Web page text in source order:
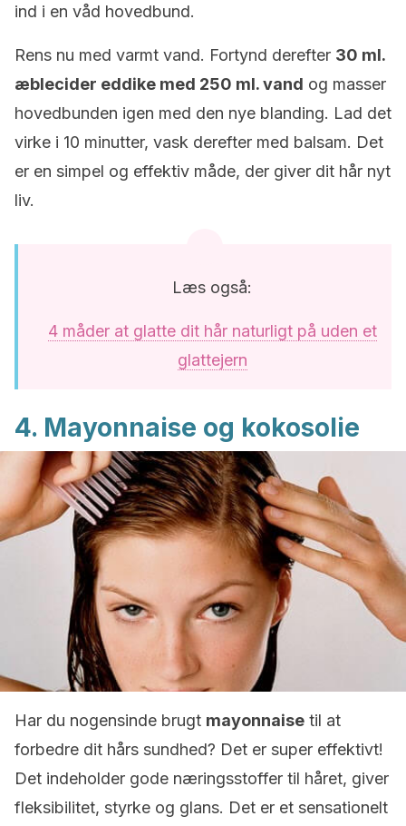
ind i en våd hovedbund.
Rens nu med varmt vand. Fortynd derefter 30 ml.
æblecider eddike med 250 ml. vand og masser
hovedbunden igen med den nye blanding. Lad det
virke i 10 minutter, vask derefter med balsam. Det
er en simpel og effektiv måde, der giver dit hår nyt
liv.
Læs også:
4 måder at glatte dit hår naturligt på uden et
glattejern
4. Mayonnaise og kokosolie
Har du nogensinde brugt mayonnaise til at
forbedre dit hårs sundhed? Det er super effektivt!
Det indeholder gode næringsstoffer til håret, giver
fleksibilitet, styrke og glans. Det er et sensationelt